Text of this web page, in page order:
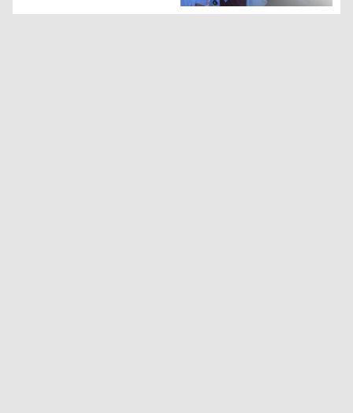
هزاران ایزدی زیارت سالانه «حاجی علی» را گرامی داشتند